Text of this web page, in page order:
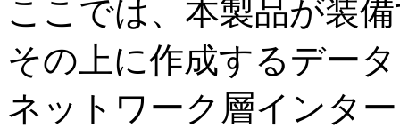
ここでは、本製品が装
その上に作成するデー
ネットワーク層インタ